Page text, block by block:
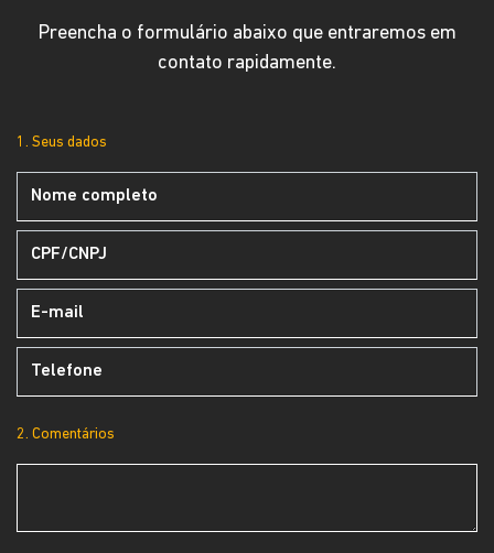
Preencha o formulário abaixo que entraremos em
contato rapidamente.
1. Seus dados
2. Comentários